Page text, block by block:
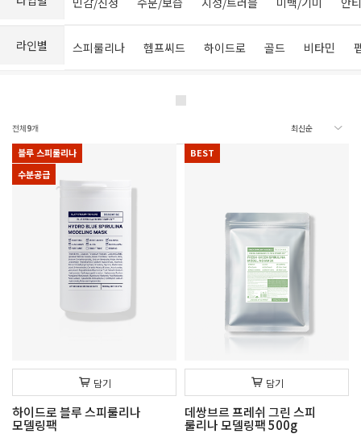
라인별 스피룰리나 헴프씨드 하이드로 골드 비타민
전체9개
블루 스피룰리나
수분공급
담기
하이드로 블루 스피룰리나
모델링팩
BEST
담기
데쌍브르 프레쉬 그린 스피
룰리나 모델링팩 500g